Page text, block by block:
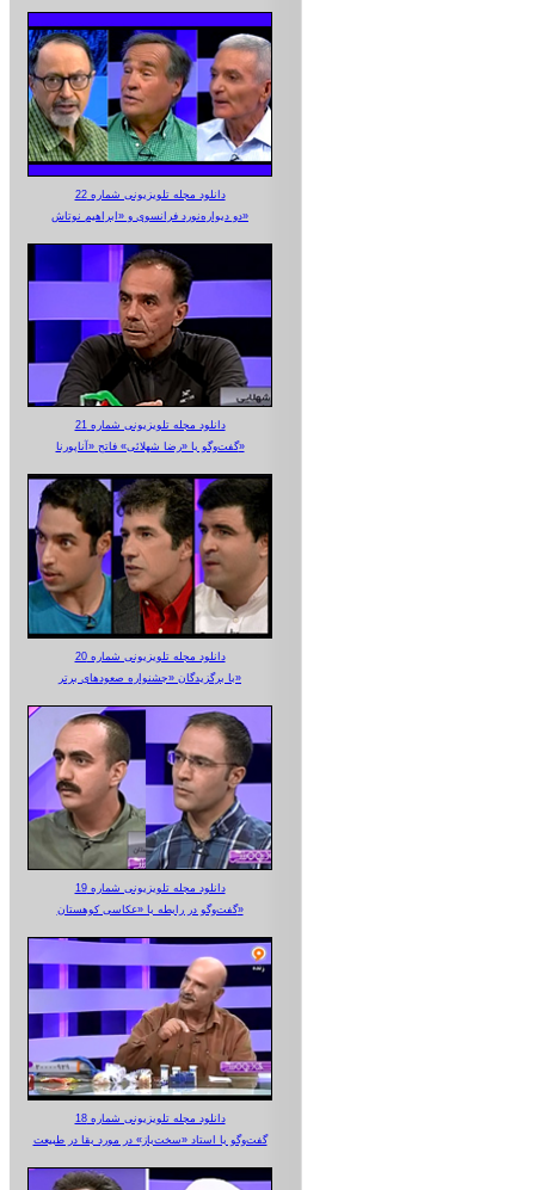
دانلود مجله تلویزیونی شماره 22
دو دیواره‌نورد فرانسوی و «ابراهیم نوتاش»
دانلود مجله تلویزیونی شماره 21
گفت‌وگو با «رضا شهلائی» فاتح «آناپورنا»
دانلود مجله تلویزیونی شماره 20
با برگزیدگان «جشنواره صعودهای برتر»
دانلود مجله تلویزیونی شماره 19
گفت‌وگو در رابطه با «عکاسی کوهستان»
دانلود مجله تلویزیونی شماره 18
گفت‌وگو با استاد «سخت‌باز» در مورد بقا در طبیعت